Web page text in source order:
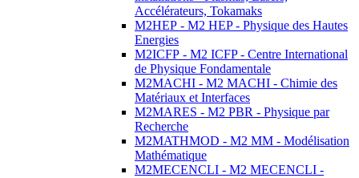
Accélérateurs, Tokamaks
M2HEP - M2 HEP - Physique des Hautes
Energies
M2ICFP - M2 ICFP - Centre International
de Physique Fondamentale
M2MACHI - M2 MACHI - Chimie des
Matériaux et Interfaces
M2MARES - M2 PBR - Physique par
Recherche
M2MATHMOD - M2 MM - Modélisation
Mathématique
M2MECENCLI - M2 MECENCLI -